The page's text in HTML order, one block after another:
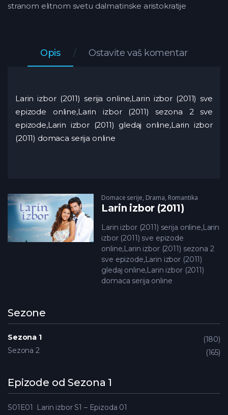
stranom elitnom svetu dalmatinske aristokratije
Opis Ostavite vaš komentar
Larin izbor (2011) serija online,Larin izbor (2011) sve
epizode online,Larin izbor (2011) sezona 2 sve
epizode,Larin izbor (2011) gledaj online,Larin izbor
(2011) domaca serija online
Domace serije, Drama, Romantika
Larin izbor (2011)
Larin izbor (2011) serija online,Larin
izbor (2011) sve epizode
online,Larin izbor (2011) sezona 2
sve epizode,Larin izbor (2011)
gledaj online,Larin izbor (2011)
domaca serija online
Sezone
Sezona 1
180
Sezona 2
165
Epizode od Sezona 1
S01E01
Larin izbor S1 – Epizoda 01